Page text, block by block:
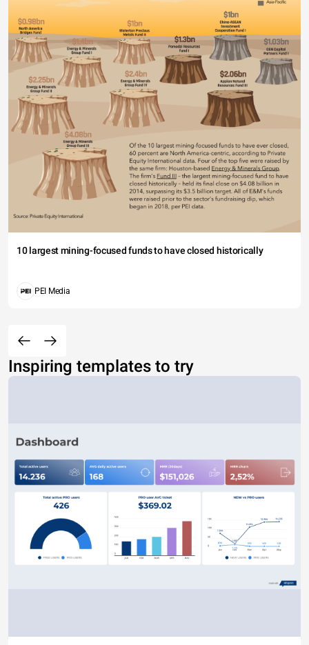
10 largest mining-focused funds to have closed historically
PEI Media
Inspiring templates to try